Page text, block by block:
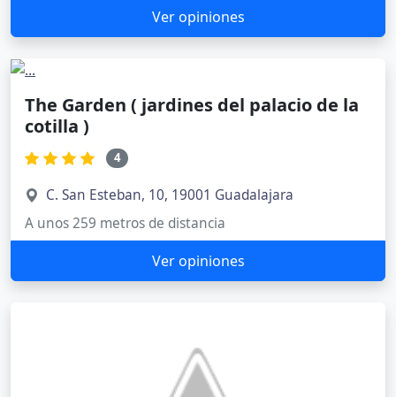
Ver opiniones
The Garden ( jardines del palacio de la
cotilla )
4
C. San Esteban, 10, 19001 Guadalajara
A unos 259 metros de distancia
Ver opiniones